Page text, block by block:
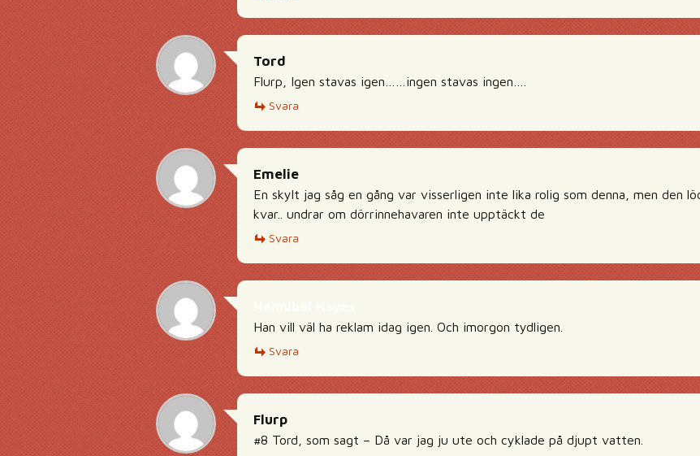
Tord
Flurp, Igen stavas igen……ingen stavas ingen….
Svara
Emelie
En skylt jag såg en gång var visserligen inte lika rolig som denna, men den
kvar.. undrar om dörrinnehavaren inte upptäckt de
Svara
Han vill väl ha reklam idag igen. Och imorgon tydligen.
Svara
Flurp
#8 Tord, som sagt – Då var jag ju ute och cyklade på djupt vatten.